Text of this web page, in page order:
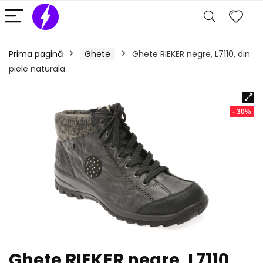
Prima pagină Ghete
Ghete RIEKER negre, L7110, din
piele naturala
- 30%